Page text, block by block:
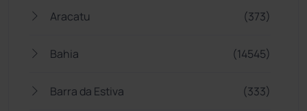
Aracatu (373)
Bahia (14545)
Barra da Estiva (333)